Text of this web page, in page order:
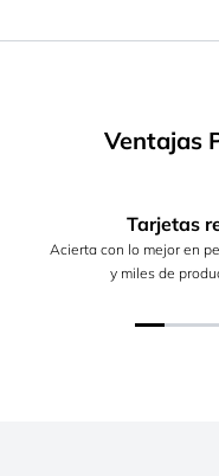
Ventajas
Tarjetas
Acierta con lo mejor en
y miles de